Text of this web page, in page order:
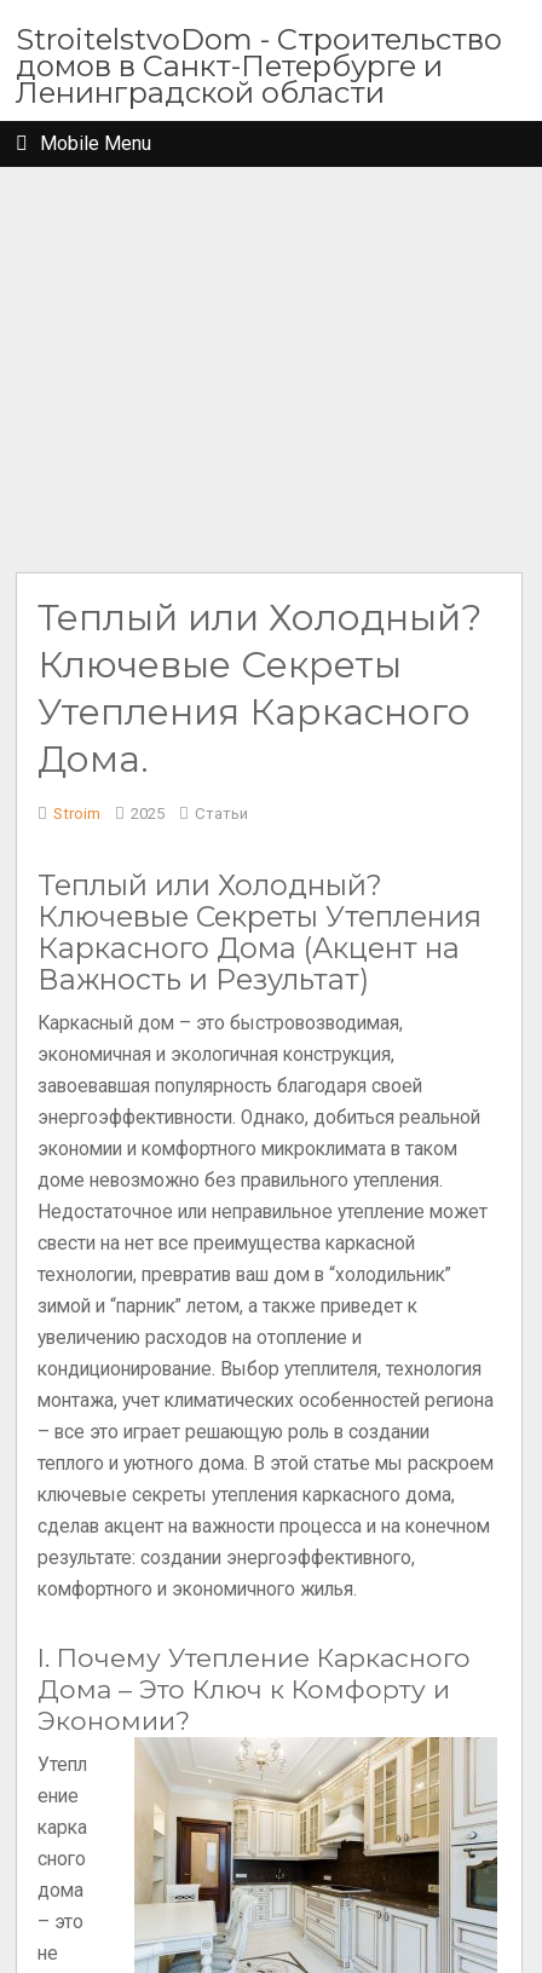
StroitelstvoDom - Строительство
домов в Санкт-Петербурге и
Ленинградской области
Mobile Menu
Теплый или Холодный?
Ключевые Секреты
Утепления Каркасного
Дома.
Stroim 2025 Статьи
Теплый или Холодный?
Ключевые Секреты Утепления
Каркасного Дома (Акцент на
Важность и Результат)
Каркасный дом – это быстровозводимая,
экономичная и экологичная конструкция,
завоевавшая популярность благодаря своей
энергоэффективности. Однако, добиться реальной
экономии и комфортного микроклимата в таком
доме невозможно без правильного утепления.
Недостаточное или неправильное утепление может
свести на нет все преимущества каркасной
технологии, превратив ваш дом в “холодильник”
зимой и “парник” летом, а также приведет к
увеличению расходов на отопление и
кондиционирование. Выбор утеплителя, технология
монтажа, учет климатических особенностей региона
– все это играет решающую роль в создании
теплого и уютного дома. В этой статье мы раскроем
ключевые секреты утепления каркасного дома,
сделав акцент на важности процесса и на конечном
результате: создании энергоэффективного,
комфортного и экономичного жилья.
I. Почему Утепление Каркасного
Дома – Это Ключ к Комфорту и
Экономии?
Утепл
ение
карка
сного
дома
– это
не